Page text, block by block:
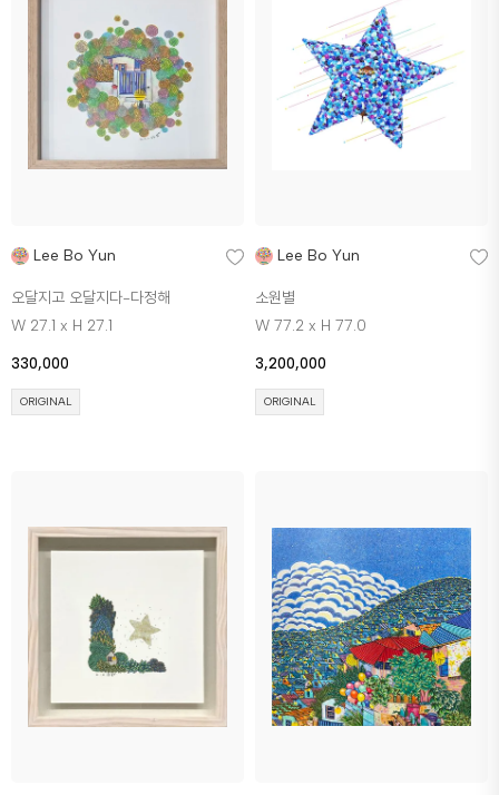
Lee Bo Yun
오달지고 오달지다-다정해
W 27.1 x H 27.1
330,000
ORIGINAL
Lee Bo Yun
소원별
W 77.2 x H 77.0
3,200,000
ORIGINAL